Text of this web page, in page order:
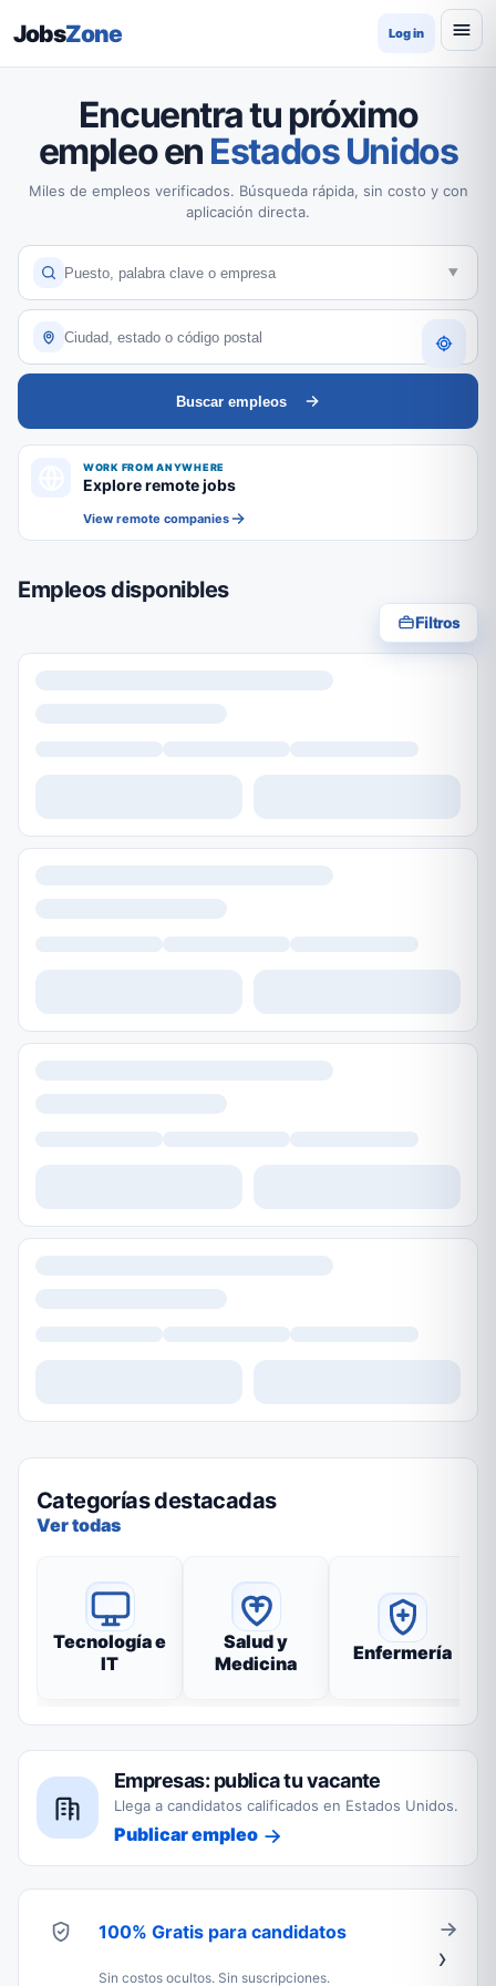
JobsZone Log in
Encuentra tu próximo
empleo en Estados Unidos
Miles de empleos verificados. Búsqueda rápida, sin costo y con
aplicación directa.
Buscar empleos
WORK FROM ANYWHERE
Explore remote jobs
View remote companies
Empleos disponibles
Filtros
Categorías destacadas
Ver todas
Tecnología e
IT
Salud y
Medicina
Enfermería
Empresas: publica tu vacante
Llega a candidatos calificados en Estados Unidos.
Publicar empleo
100% Gratis para candidatos
Sin costos ocultos. Sin suscripciones.